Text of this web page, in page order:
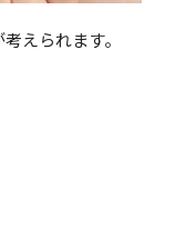
えられます。